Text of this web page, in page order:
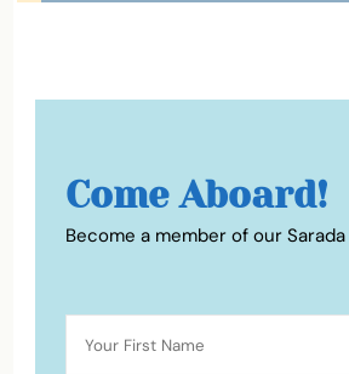
Come Aboard!
Become a member of our